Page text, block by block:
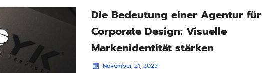
Die Bedeutung einer Agentur für
Corporate Design: Visuelle
Markenidentität stärken
November 21, 2025